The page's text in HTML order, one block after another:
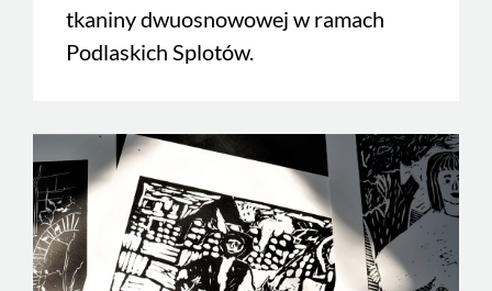
tkaniny dwuosnowowej w ramach
Podlaskich Splotów.